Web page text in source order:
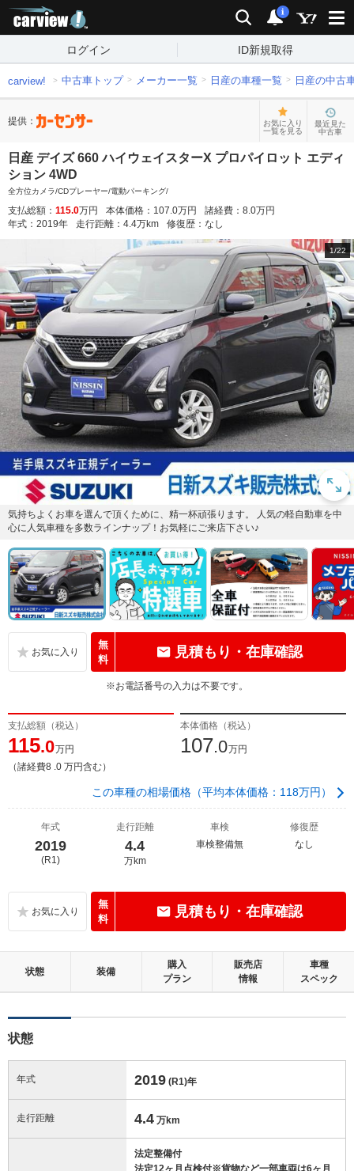
検索 通知
i
ログイン ID新規取得
carview! 中古車トップ メーカー一覧 日産の車種一覧 日産の中古
提供：
お気に入り
一覧を見る
最近見た
中古車
日産 デイズ 660 ハイウェイスターX プロパイロット エディ
ション 4WD
全方位カメラ/CDプレーヤー/電動パーキング/
支払総額： 115.0万円 本体価格： 107.0万円 諸経費： 8.0万円
年式： 2019年 走行距離： 4.4万km 修復歴： なし
1/22
気持ちよくお車を選んで頂くために、精一杯頑張ります。 人気の軽自動車を中
心に人気車種を多数ラインナップ！お気軽にご来店下さい♪
無
料
見積もり・在庫確認
※お電話番号の入力は不要です。
支払総額（税込）
115.0万円
（諸経費8 .0 万円含む）
本体価格（税込）
107.0万円
この車種の相場価格（平均本体価格：118万円）
年式
2019
(R1)
走行距離
4.4
万km
車検
車検整備無
修復歴
なし
無
料
見積もり・在庫確認
状態 装備
購入
プラン
販売店
情報
車種
スペック
状態
年式 2019 (R1)年
走行距離 4.4 万km
法定整備付
法定12ヶ月点検付※貨物など一部車両は6ヶ月